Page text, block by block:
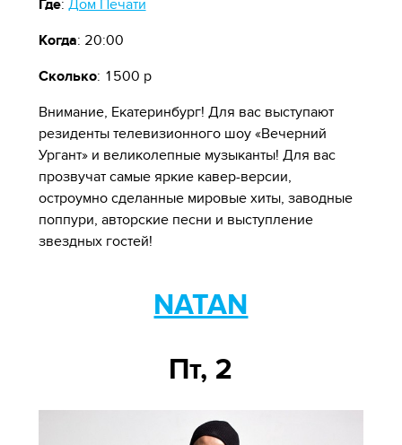
Где: Дом Печати
Когда: 20:00
Сколько: 1500 р
Внимание, Екатеринбург! Для вас выступают
резиденты телевизионного шоу «Вечерний
Ургант» и великолепные музыканты! Для вас
прозвучат самые яркие кавер-версии,
остроумно сделанные мировые хиты, заводные
поппури, авторские песни и выступление
звездных гостей!
NATAN
Пт, 2